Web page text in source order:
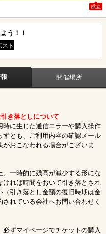
成立
う！！
開催場所
き落としについて
時に生じた通信エラーや購入操作
ずとも、ご利用内容の確認メール
おこなわれる場合がございま
、一時的に残高が減少する形にな
ければ時間をおいて引き落とされ
（引き落とし金額の復旧時期は金
れている会社へお問い合わせく
ずマイページでチケットの購入